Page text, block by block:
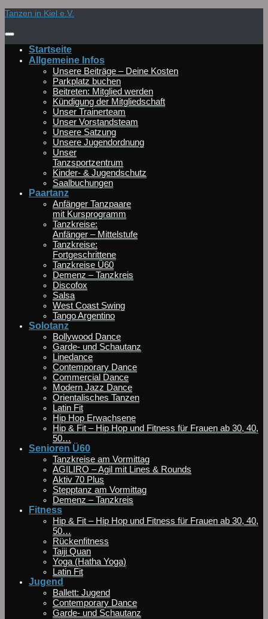
Zum
springen
Tanzen in Kiel e.V.
Startseite
Allgemeine Infos
Unsere Beiträge – Deine Kosten
Parkplatz buchen
Beitreten: Mitglied werden
Kündigung der Mitgliedschaft
Unser Trainerteam
Unser Vorstandsteam
Unsere Satzung
Unsere Jugendordnung
Unser
Tanzsportzentrum
Kinder- & Jugendschutz
Saalbuchungen
Paartanz
Anfänger Tanzpaare
mit Kursprogramm
Tanzkreise:
Anfänger – Mittelstufe
Tanzkreise:
Fortgeschrittene
Tanzkreise Ü60
Demenz – Tanzkreis
Discofox
Salsa
West Coast Swing
Tango Argentino
Solotanz
Bollywood Dance
Garde- und Schautanz
Linedance
Contemporary Dance
Commercial Dance
Modern Jazz Dance
Orientalisches Tanzen
Latin Fit
Hip Hop Erwachsene
Hip & Fit – Hip Hop und Fitness für Frauen ab 30, 40,
50…
Senioren Ü60
Tanzkreise am Vormittag
AGILIRO – Agil mit Lines & Rounds
Aktiv 70 Plus
Stepptanz am Vormittag
Demenz – Tanzkreis
Fitness
Hip & Fit – Hip Hop und Fitness für Frauen ab 30, 40,
50…
Rückenfitness
Taiji Quan
Yoga (Hatha Yoga)
Latin Fit
Jugend
Ballett: Jugend
Contemporary Dance
Garde- und Schautanz